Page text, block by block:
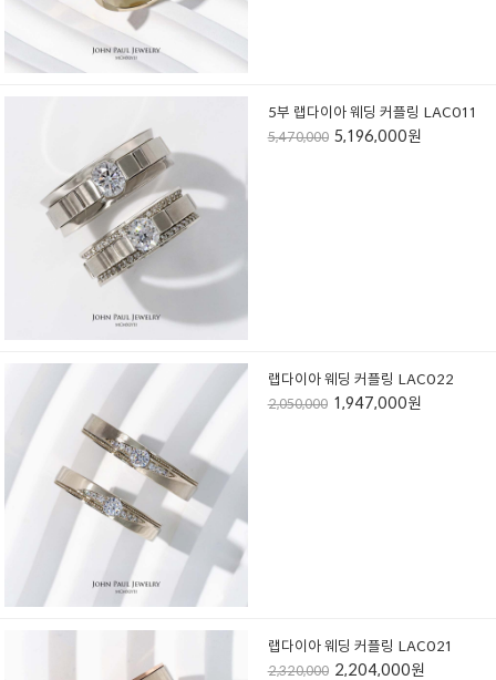
5부 랩다이아 웨딩 커플링 LAC011
5,470,000 5,196,000원
랩다이아 웨딩 커플링 LAC022
2,050,000 1,947,000원
랩다이아 웨딩 커플링 LAC021
2,320,000 2,204,000원